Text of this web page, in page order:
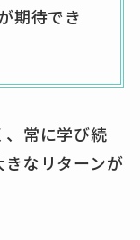
期待でき
、常に学び続
なリターンが